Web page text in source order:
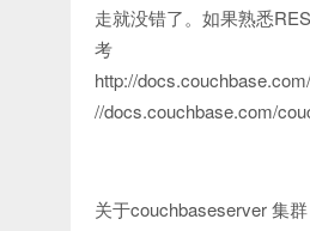
走就没错了。如果熟悉
考
http://
//docs.couchbase.com/
关于couchbaseserver 集群